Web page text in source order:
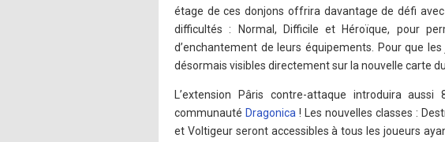
étage de ces donjons offrira davantage de défi
difficultés : Normal, Difficile et Héroïque, pour
d’enchantement de leurs équipements. Pour que
désormais visibles directement sur la nouvelle carte
L’extension Pâris contre-attaque introduira
communauté Dragonica ! Les nouvelles classes :
et Voltigeur seront accessibles à tous les joueurs